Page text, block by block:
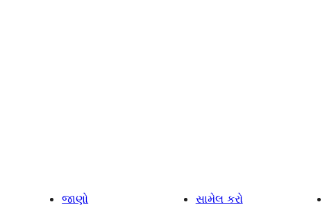
જાણો સામેલ કરો